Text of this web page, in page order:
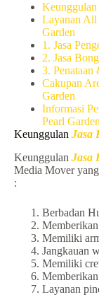
Keunggulan
Layanan
Garden
1. Jasa
2. Jasa
3. Penataan
Cakupan
Garden
Informasi
Pearl Garden
Keunggulan Jasa
Keunggulan Jasa
Media Mover
:
Berbadan
Memiliki
Jangkauan
Memiliki
Layanan